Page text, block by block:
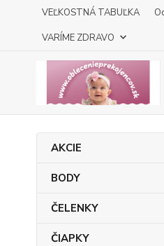
VEĽKOSTNÁ TABUĽKA
VARÍME ZDRAVO
AKCIE
BODY
ČELENKY
ČIAPKY